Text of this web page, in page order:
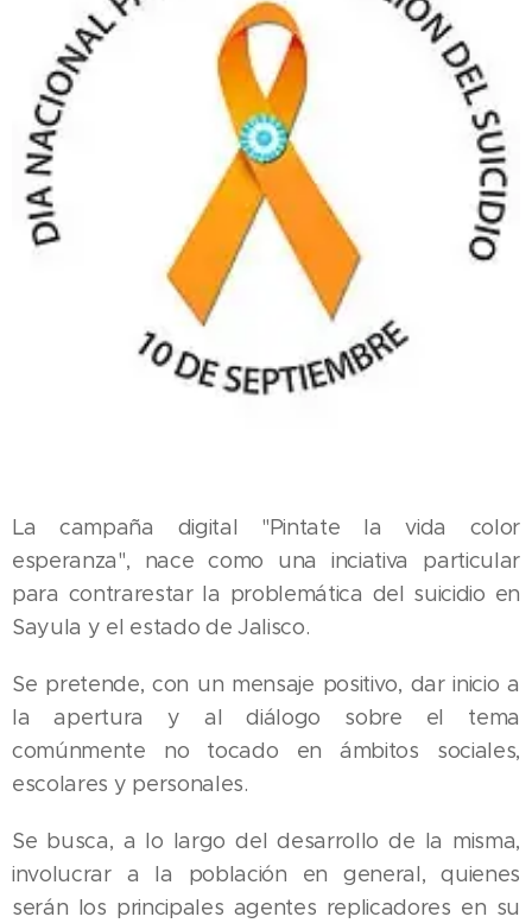
La campaña digital "Pintate la vida color
esperanza", nace como una inciativa particular
para contrarestar la problemática del suicidio en
Sayula y el estado de Jalisco.
Se pretende, con un mensaje positivo, dar inicio a
la apertura y al diálogo sobre el tema
comúnmente no tocado en ámbitos sociales,
escolares y personales.
Se busca, a lo largo del desarrollo de la misma,
involucrar a la población en general, quienes
serán los principales agentes replicadores en su